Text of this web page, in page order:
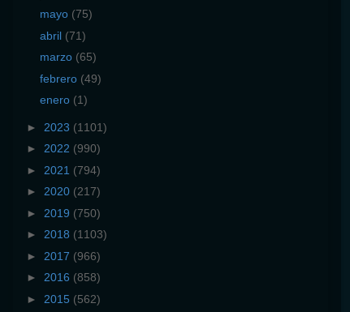
mayo (75)
abril (71)
marzo (65)
febrero (49)
enero (1)
► 2023 (1101)
► 2022 (990)
► 2021 (794)
► 2020 (217)
► 2019 (750)
► 2018 (1103)
► 2017 (966)
► 2016 (858)
► 2015 (562)